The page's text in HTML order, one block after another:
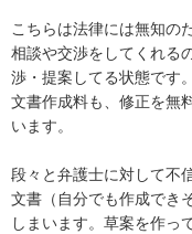
こちらは法律には無知の
相談や交渉をしてくれる
渉・提案してる状態です。
文書作成料も、修正を無
います。
段々と弁護士に対して不
文書（自分でも作成でき
しまいます。草案を作っ